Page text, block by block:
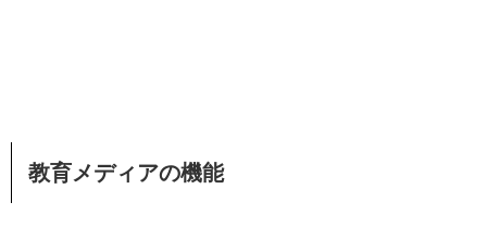
教育メディアの機能